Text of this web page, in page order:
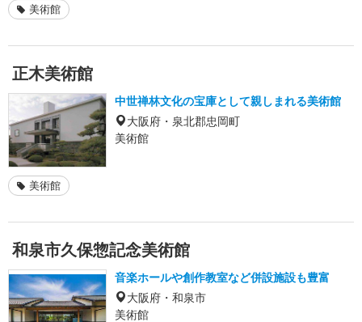
美術館
正木美術館
中世禅林文化の宝庫として親しまれる美術館
大阪府・泉北郡忠岡町
美術館
美術館
和泉市久保惣記念美術館
音楽ホールや創作教室など併設施設も豊富
大阪府・和泉市
美術館